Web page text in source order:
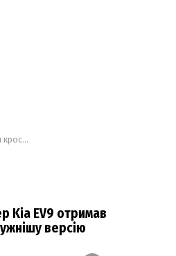
версію
Kia EV9 отримав
версію